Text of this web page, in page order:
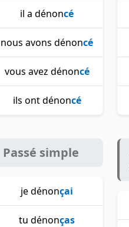
il a dénoncé
nous avons dénoncé
vous avez dénoncé
ils ont dénoncé
Passé simple
je dénonçai
tu dénonças